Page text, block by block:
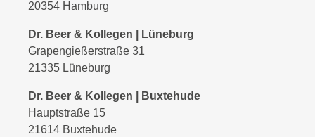
20354 Hamburg
Dr. Beer & Kollegen | Lüneburg
Grapengießerstraße 31
21335 Lüneburg
Dr. Beer & Kollegen | Buxtehude
Hauptstraße 15
21614 Buxtehude